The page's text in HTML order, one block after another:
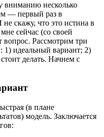
вниманию несколько
— первый раз в
скажу, что это истина в
сейчас (со своей
вопрос. Рассмотрим три
1) идеальный вариант; 2)
делать. Начнем с
(в плане
модель. Заключается